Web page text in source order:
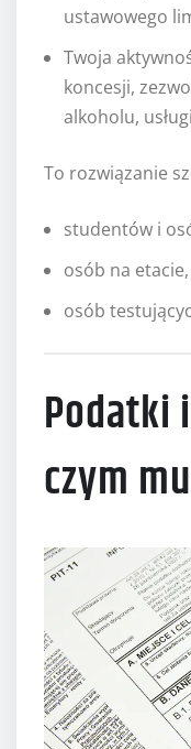
ustawowego
Twoja
koncesji,
alkoholu,
To rozwiązanie
studentów i
osób na
osób
Podatki
czym